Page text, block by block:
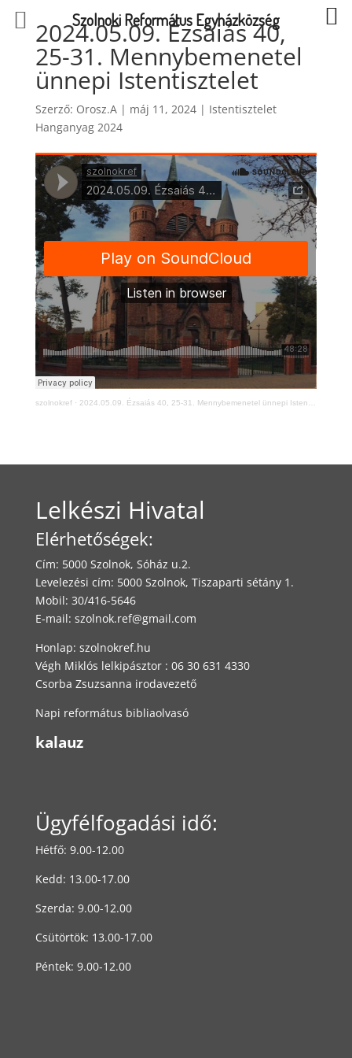
2024.05.09. Ézsaiás 40,
25-31. Mennybemenetel
ünnepi Istentisztelet
Szerző: Orosz.A| máj 11, 2024| Istentisztelet
Hanganyag 2024
szolnokref· 2024.05.09. Ézsaiás 40, 25-31. Mennybemenetel ünnepi Istentisztelet
Lelkészi Hivatal
Elérhetőségek:
Cím: 5000 Szolnok, Sóház u.2.
Levelezési cím: 5000 Szolnok, Tiszaparti sétány 1.
Mobil: 30/416-5646
E-mail: szolnok.ref@gmail.com
Honlap: szolnokref.hu
Végh Miklós lelkipásztor : 06 30 631 4330
Csorba Zsuzsanna irodavezető
Napi református bibliaolvasó
kalauz
Ügyfélfogadási idő:
Hétfő: 9.00-12.00
Kedd: 13.00-17.00
Szerda: 9.00-12.00
Csütörtök: 13.00-17.00
Péntek: 9.00-12.00
Szolnoki Református Egyházközség